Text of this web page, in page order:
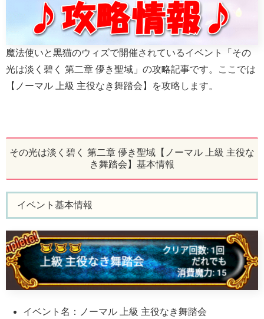
魔法使いと黒猫のウィズで開催されているイベント「その
光は淡く碧く 第二章 儚き聖域」の攻略記事です。ここでは
【ノーマル 上級 主役なき舞踏会】を攻略します。
その光は淡く碧く 第二章 儚き聖域【ノーマル 上級 主役な
き舞踏会】基本情報
イベント基本情報
イベント名：ノーマル 上級 主役なき舞踏会